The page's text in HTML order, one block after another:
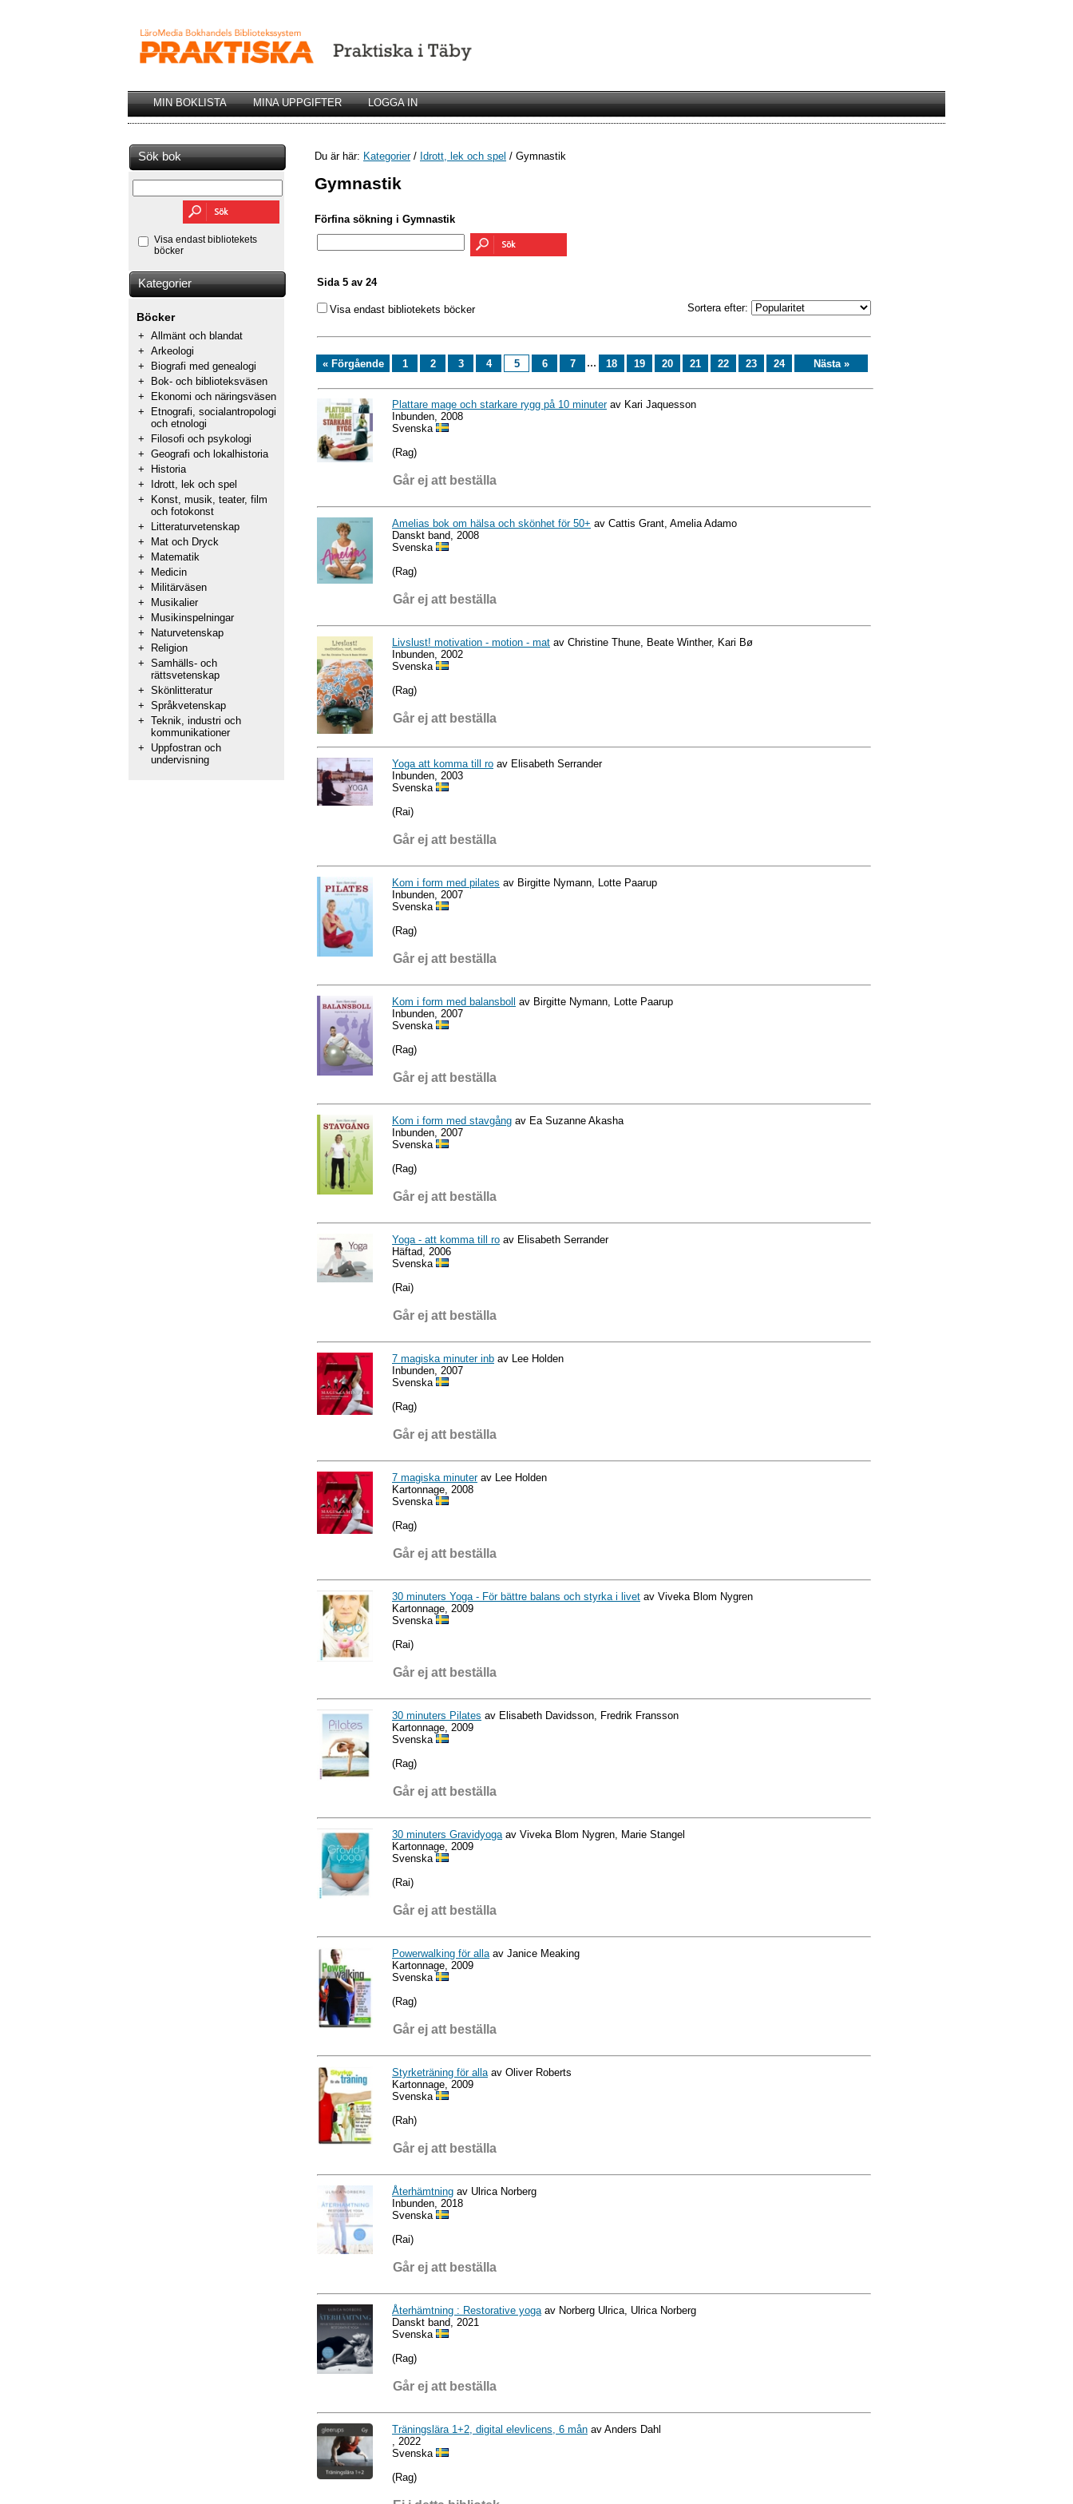
MIN BOKLISTA MINA UPPGIFTER LOGGA IN
Sök bok
Visa endast bibliotekets
böcker
Kategorier
Böcker
+ Allmänt och blandat
+ Arkeologi
+
Biografi med genealogi
+
Bok- och biblioteksväsen
+
Ekonomi och näringsväsen
+
Etnografi, socialantropologi
och etnologi
+
Filosofi och psykologi
+ Geografi och lokalhistoria
+
Historia
+
Idrott, lek och spel
+
Konst, musik, teater, film
och fotokonst
+
Litteraturvetenskap
+
Mat och Dryck
+
Matematik
+
Medicin
+
Militärväsen
+
Musikalier
+
Musikinspelningar
+
Naturvetenskap
+
Religion
+ Samhälls- och
rättsvetenskap
+ Skönlitteratur
+ Språkvetenskap
+ Teknik, industri och
kommunikationer
+
Uppfostran och
undervisning
Du är här: Kategorier/ Idrott, lek och spel / Gymnastik
Gymnastik
Förfina sökning i Gymnastik
Sida 5 av 24
Visa endast bibliotekets böcker Sortera efter:
« Förgående 1 2 3 4 5 6 7 ... 18 19 20 21 22 23 24 Nästa »
Plattare mage och starkare rygg på 10 minuterav Kari Jaquesson
Inbunden, 2008
Svenska
(Rag)
Går ej att beställa
Amelias bok om hälsa och skönhet för 50+ av Cattis Grant, Amelia Adamo
Danskt band, 2008
Svenska
(Rag)
Går ej att beställa
Livslust! motivation - motion - mat av Christine Thune, Beate Winther, Kari Bø
Inbunden, 2002
Svenska
(Rag)
Går ej att beställa
Yoga att komma till ro av Elisabeth Serrander
Inbunden, 2003
Svenska
(Rai)
Går ej att beställa
Kom i form med pilates av Birgitte Nymann, Lotte Paarup
Inbunden, 2007
Svenska
(Rag)
Går ej att beställa
Kom i form med balansboll
av Birgitte Nymann, Lotte Paarup
Inbunden, 2007
Svenska
(Rag)
Går ej att beställa
Kom i form med stavgång av Ea Suzanne Akasha
Inbunden, 2007
Svenska
(Rag)
Går ej att beställa
Yoga - att komma till ro av Elisabeth Serrander
Häftad, 2006
Svenska
(Rai)
Går ej att beställa
7 magiska minuter inb av Lee Holden
Inbunden, 2007
Svenska
(Rag)
Går ej att beställa
7 magiska minuterav Lee Holden
Kartonnage, 2008
Svenska
(Rag)
Går ej att beställa
30 minuters Yoga - För bättre balans och styrka i livet av Viveka Blom Nygren
Kartonnage, 2009
Svenska
(Rai)
Går ej att beställa
30 minuters Pilates av Elisabeth Davidsson, Fredrik Fransson
Kartonnage, 2009
Svenska
(Rag)
Går ej att beställa
30 minuters Gravidyoga av Viveka Blom Nygren, Marie Stangel
Kartonnage, 2009
Svenska
(Rai)
Går ej att beställa
Powerwalking för alla av Janice Meaking
Kartonnage, 2009
Svenska
(Rag)
Går ej att beställa
Styrketräning för alla av Oliver Roberts
Kartonnage, 2009
Svenska
(Rah)
Går ej att beställa
Återhämtning av Ulrica Norberg
Inbunden, 2018
Svenska
(Rai)
Går ej att beställa
Återhämtning : Restorative yoga av Norberg Ulrica, Ulrica Norberg
Danskt band, 2021
Svenska
(Rag)
Går ej att beställa
Träningslära 1+2, digital elevlicens, 6 mån av Anders Dahl
, 2022
Svenska
(Rag)